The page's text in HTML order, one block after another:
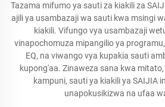
Tazama mifumo ya sauti za kiakili za
ajili ya usambazaji wa sauti kwa msingi
kiakili. Vifungo vya usambazaji
vinapochomuza mipangilio ya
EQ, na viwango vya kupakia sauti
kupong'aa. Zinaweza sana kwa
kampuni, sauti ya kiakili ya SAIJIA
unapokusikizwa na ufaa